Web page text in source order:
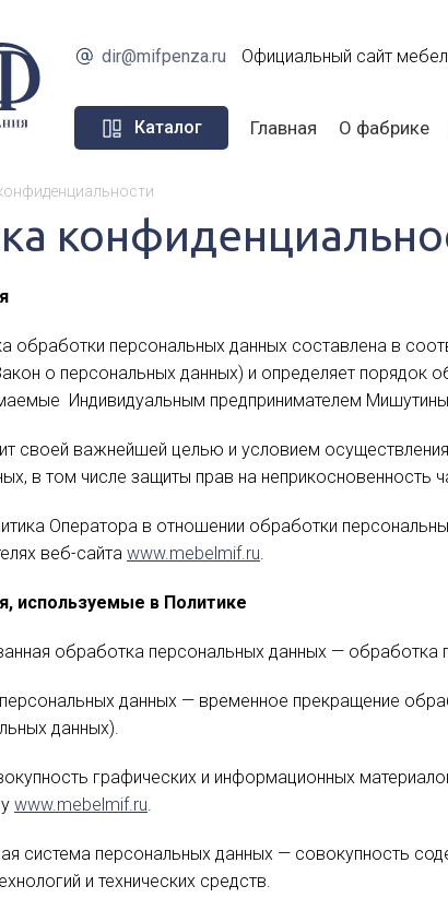
dir@mifpenza.ru Официальный сайт
Каталог Главная О фабрике
обработки персональных данных составлена в
о персональных данных) и определяет
Индивидуальным предпринимателем
своей важнейшей целью и условием
в том числе защиты прав на неприкосновенность
Оператора в отношении обработки
веб-сайта www.mebelmif.ru.
используемые в Политике
обработка персональных данных —
данных — временное прекращение
данных).
графических и информационных
www.mebelmif.ru.
система персональных данных — совокупность
и технических средств.